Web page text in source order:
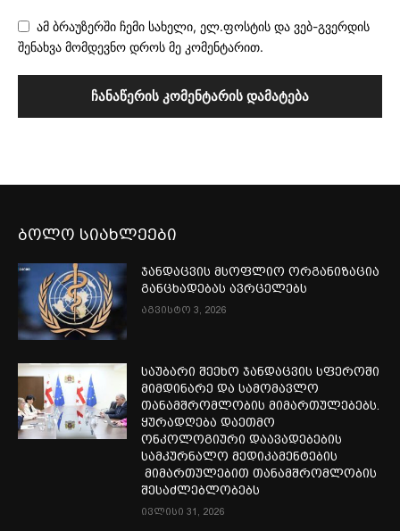
ამ ბრაუზერში ჩემი სახელი, ელ.ფოსტის და ვებ-გვერდის
შენახვა მომდევნო დროს მე კომენტარით.
ბოლო სიახლეები
ჯანდაცვის მსოფლიო ორგანიზაცია
განცხადებას ავრცელებს
აგვისტო 3, 2026
საუბარი შეეხო ჯანდაცვის სფეროში
მიმდინარე და სამომავლო
თანამშრომლობის მიმართულებებს.
ყურადღება დაეთმო
ონკოლოგიური დაავადებების
სამკურნალო მედიკამენტების
მიმართულებით თანამშრომლობის
შესაძლებლობებს
ივლისი 31, 2026